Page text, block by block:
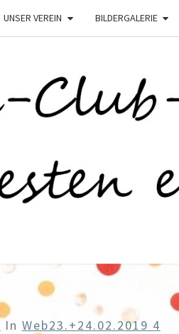
UNSER VEREIN BILDERGALERIE
KC
In Web23.+24.02.2019 4